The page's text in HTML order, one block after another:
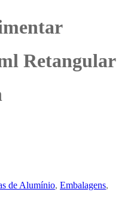
Retangular
de Alumínio, Embalagens,